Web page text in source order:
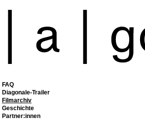
FAQ
Diagonale-Trailer
Filmarchiv
Geschichte
Partner:innen